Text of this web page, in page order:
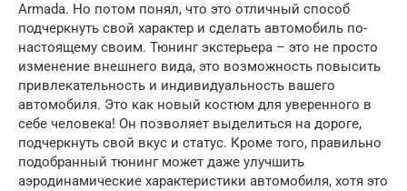
Armada. Но потом понял, что это отличный способ
подчеркнуть свой характер и сделать автомобиль по-
настоящему своим. Тюнинг экстерьера – это не просто
изменение внешнего вида, это возможность повысить
привлекательность и индивидуальность вашего
автомобиля. Это как новый костюм для уверенного в
себе человека! Он позволяет выделиться на дороге,
подчеркнуть свой вкус и статус. Кроме того, правильно
подобранный тюнинг может даже улучшить
аэродинамические характеристики автомобиля, хотя это